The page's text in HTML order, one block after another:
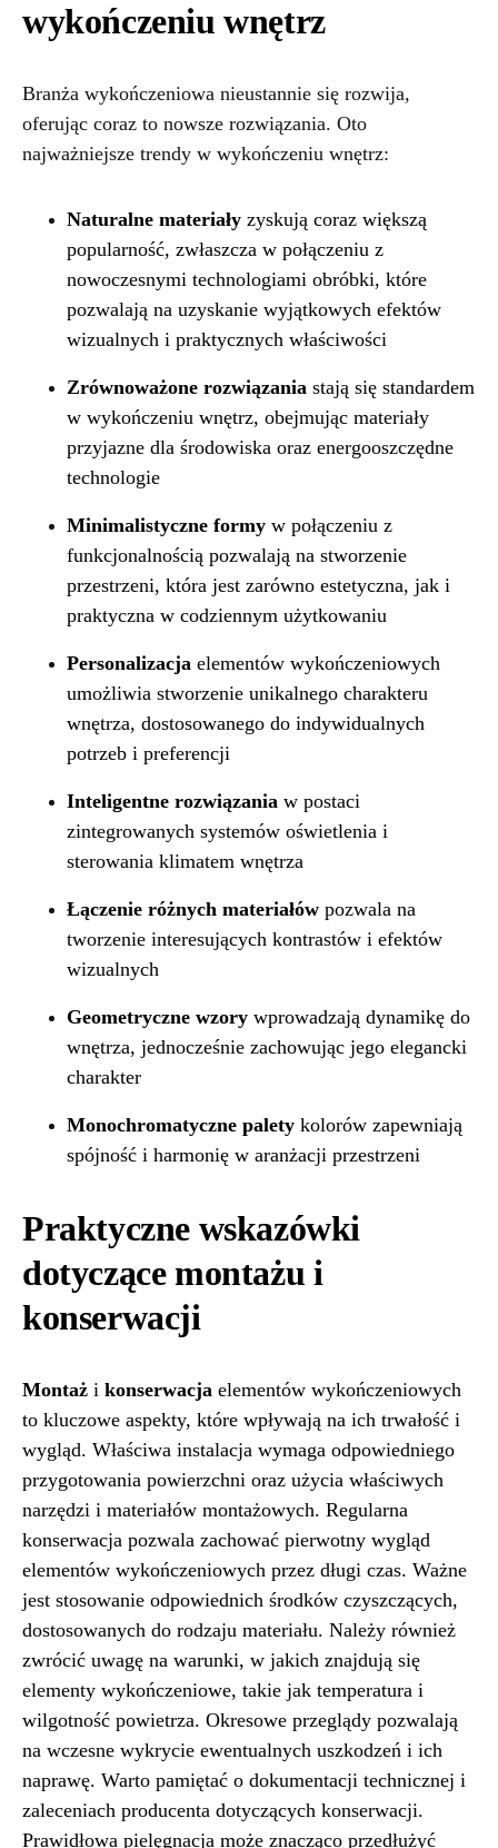
wykończeniu wnętrz
Branża wykończeniowa nieustannie się rozwija,
oferując coraz to nowsze rozwiązania. Oto
najważniejsze trendy w wykończeniu wnętrz:
Naturalne materiały zyskują coraz większą
popularność, zwłaszcza w połączeniu z
nowoczesnymi technologiami obróbki, które
pozwalają na uzyskanie wyjątkowych efektów
wizualnych i praktycznych właściwości
Zrównoważone rozwiązania stają się standardem
w wykończeniu wnętrz, obejmując materiały
przyjazne dla środowiska oraz energooszczędne
technologie
Minimalistyczne formy w połączeniu z
funkcjonalnością pozwalają na stworzenie
przestrzeni, która jest zarówno estetyczna, jak i
praktyczna w codziennym użytkowaniu
Personalizacja elementów wykończeniowych
umożliwia stworzenie unikalnego charakteru
wnętrza, dostosowanego do indywidualnych
potrzeb i preferencji
Inteligentne rozwiązania w postaci
zintegrowanych systemów oświetlenia i
sterowania klimatem wnętrza
Łączenie różnych materiałów pozwala na
tworzenie interesujących kontrastów i efektów
wizualnych
Geometryczne wzory wprowadzają dynamikę do
wnętrza, jednocześnie zachowując jego elegancki
charakter
Monochromatyczne palety kolorów zapewniają
spójność i harmonię w aranżacji przestrzeni
Praktyczne wskazówki
dotyczące montażu i
konserwacji
Montaż i konserwacja elementów wykończeniowych
to kluczowe aspekty, które wpływają na ich trwałość i
wygląd. Właściwa instalacja wymaga odpowiedniego
przygotowania powierzchni oraz użycia właściwych
narzędzi i materiałów montażowych. Regularna
konserwacja pozwala zachować pierwotny wygląd
elementów wykończeniowych przez długi czas. Ważne
jest stosowanie odpowiednich środków czyszczących,
dostosowanych do rodzaju materiału. Należy również
zwrócić uwagę na warunki, w jakich znajdują się
elementy wykończeniowe, takie jak temperatura i
wilgotność powietrza. Okresowe przeglądy pozwalają
na wczesne wykrycie ewentualnych uszkodzeń i ich
naprawę. Warto pamiętać o dokumentacji technicznej i
zaleceniach producenta dotyczących konserwacji.
Prawidłowa pielęgnacja może znacząco przedłużyć